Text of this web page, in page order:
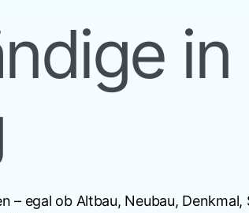
in
– egal ob Altbau, Neubau,